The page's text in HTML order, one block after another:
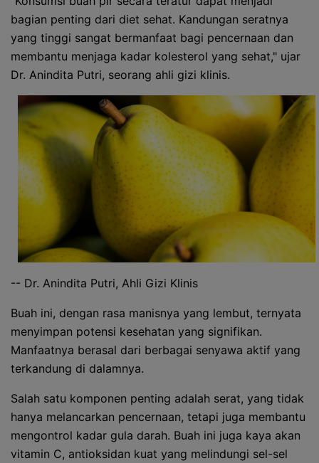
bagian penting dari diet sehat. Kandungan seratnya
yang tinggi sangat bermanfaat bagi pencernaan dan
membantu menjaga kadar kolesterol yang sehat," ujar
Dr. Anindita Putri, seorang ahli gizi klinis.
-- Dr. Anindita Putri, Ahli Gizi Klinis
Buah ini, dengan rasa manisnya yang lembut, ternyata
menyimpan potensi kesehatan yang signifikan.
Manfaatnya berasal dari berbagai senyawa aktif yang
terkandung di dalamnya.
Salah satu komponen penting adalah serat, yang tidak
hanya melancarkan pencernaan, tetapi juga membantu
mengontrol kadar gula darah. Buah ini juga kaya akan
vitamin C, antioksidan kuat yang melindungi sel-sel